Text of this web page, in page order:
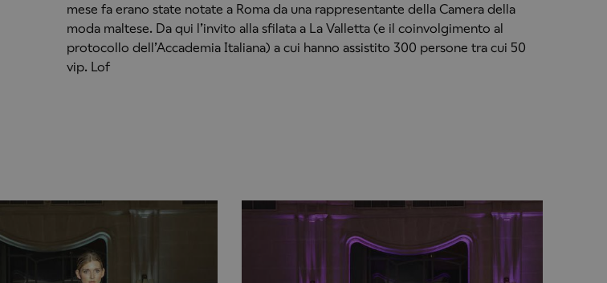
mese fa erano state notate a Roma da una rappresentante della Camera della
moda maltese. Da qui l’invito alla sfilata a La Valletta (e il coinvolgimento al
protocollo dell’Accademia Italiana) a cui hanno assistito 300 persone tra cui 50
vip. Lof